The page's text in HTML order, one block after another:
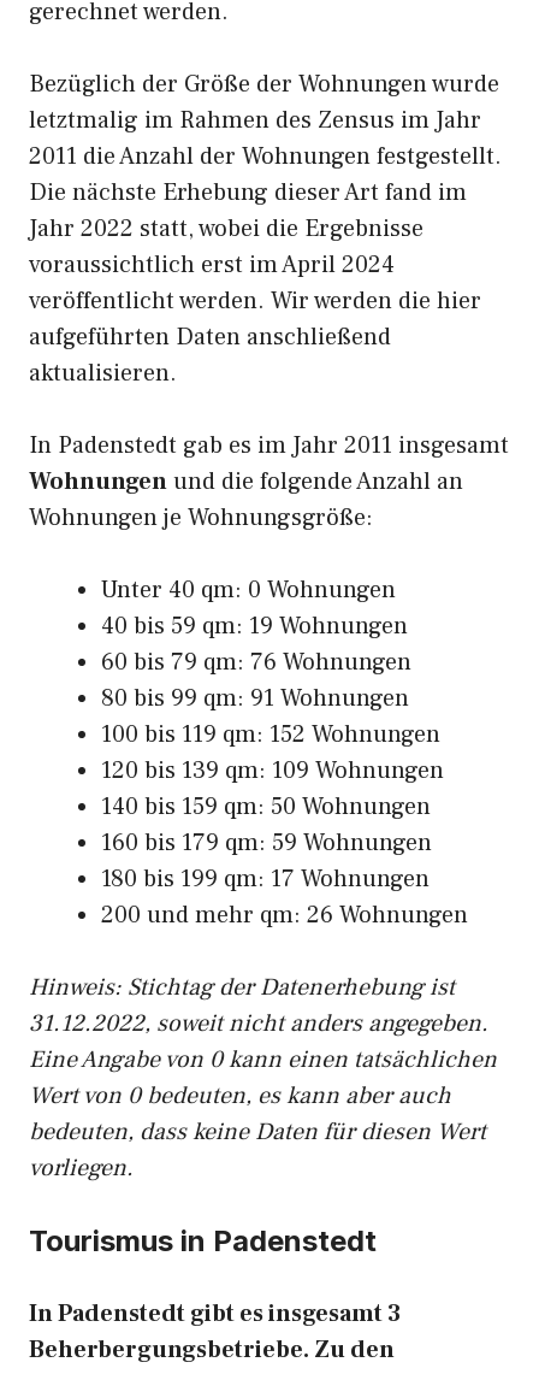
gerechnet werden.
Bezüglich der Größe der Wohnungen wurde
letztmalig im Rahmen des Zensus im Jahr
2011 die Anzahl der Wohnungen festgestellt.
Die nächste Erhebung dieser Art fand im
Jahr 2022 statt, wobei die Ergebnisse
voraussichtlich erst im April 2024
veröffentlicht werden. Wir werden die hier
aufgeführten Daten anschließend
aktualisieren.
In Padenstedt gab es im Jahr 2011 insgesamt
Wohnungenund die folgende Anzahl an
Wohnungen je Wohnungsgröße:
Unter 40 qm: 0 Wohnungen
40 bis 59 qm: 19 Wohnungen
60 bis 79 qm: 76 Wohnungen
80 bis 99 qm: 91 Wohnungen
100 bis 119 qm: 152 Wohnungen
120 bis 139 qm: 109 Wohnungen
140 bis 159 qm: 50 Wohnungen
160 bis 179 qm: 59 Wohnungen
180 bis 199 qm: 17 Wohnungen
200 und mehr qm: 26 Wohnungen
Hinweis: Stichtag der Datenerhebung ist
31.12.2022, soweit nicht anders angegeben.
Eine Angabe von 0 kann einen tatsächlichen
Wert von 0 bedeuten, es kann aber auch
bedeuten, dass keine Daten für diesen Wert
vorliegen.
Tourismus in Padenstedt
In Padenstedt gibt es insgesamt 3
Beherbergungsbetriebe. Zu den